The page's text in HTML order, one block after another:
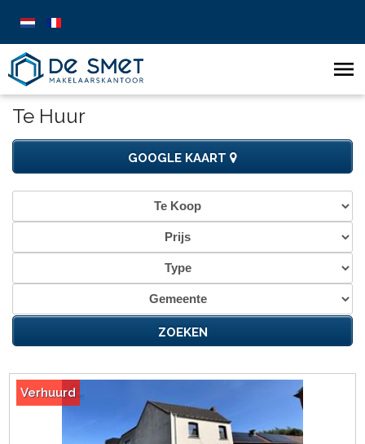
Te Huur
GOOGLE KAART
Verhuurd